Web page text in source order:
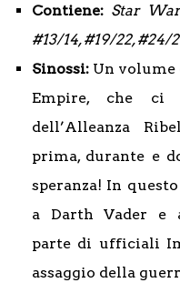
Contiene: Star
#13/14, #19/22, #24/
Sinossi: Un volume
Empire, che
dell’Alleanza
prima, durante e
speranza! In
a Darth Vader e
parte di ufficiali
assaggio della